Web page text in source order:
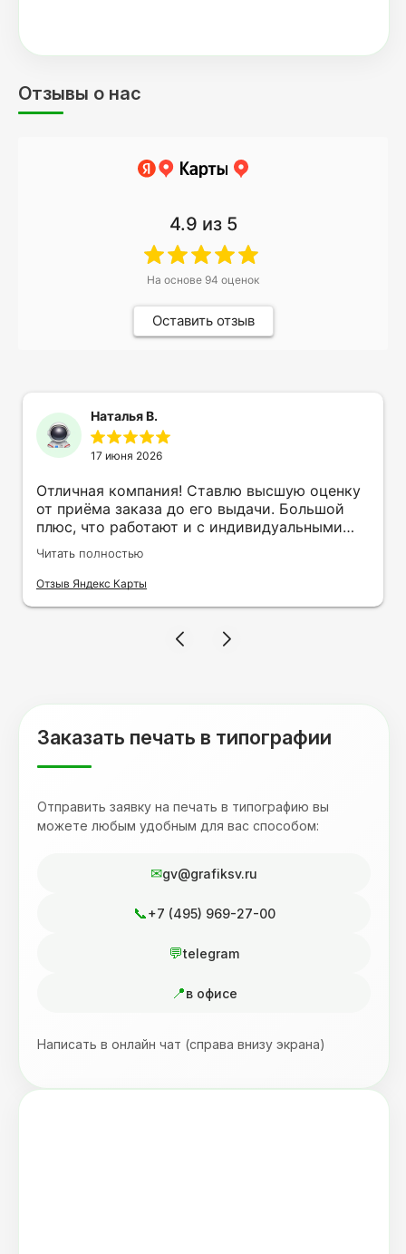
Отзывы о нас
4.9 из 5
На основе 94 оценок
Оставить отзыв
Наталья В.
17 июня 2026
Отличная компания! Ставлю высшую оценку
от приёма заказа до его выдачи. Большой
плюс, что работают и с индивидуальными
заказами. Нелбходимо было нанести принт
на кружку в подарок. Заказ был исполнен
оперативно и ооочень красиво, даже не
терпеливость, отвечала на все мои вопросы.
Читать полностью
Отзыв Яндекс Карты
Заказать печать в типографии
Отправить заявку на печать в типографию вы
можете любым удобным для вас способом:
gv@grafiksv.ru
+7 (495) 969-27-00
telegram
в офисе
Написать в онлайн чат (справа внизу экрана)